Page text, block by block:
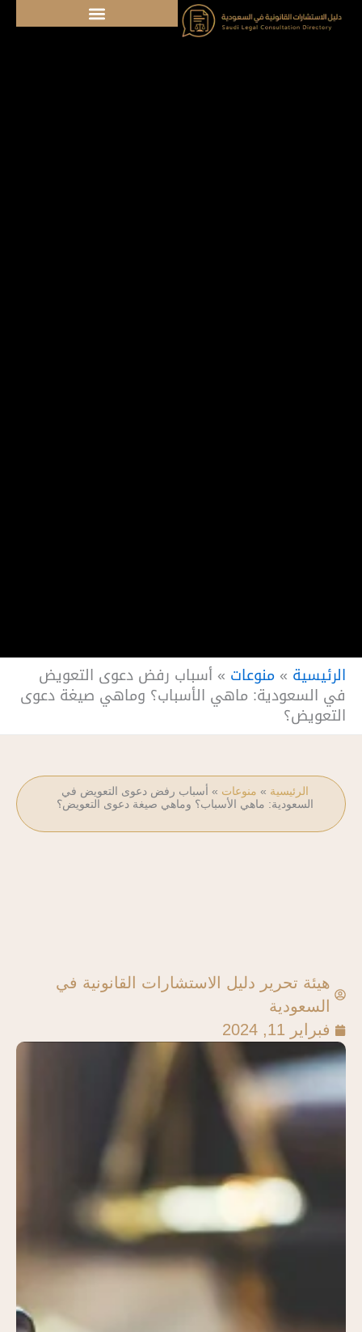
تخطي
الرئيسية »منوعات » أسباب رفض دعوى التعويض
في السعودية: ماهي الأسباب؟ وماهي صيغة دعوى
التعويض؟
الرئيسية » منوعات » أسباب رفض دعوى التعويض في
السعودية: ماهي الأسباب؟ وماهي صيغة دعوى التعويض؟
هيئة تحرير دليل الاستشارات القانونية في
السعودية
فبراير 11, 2024